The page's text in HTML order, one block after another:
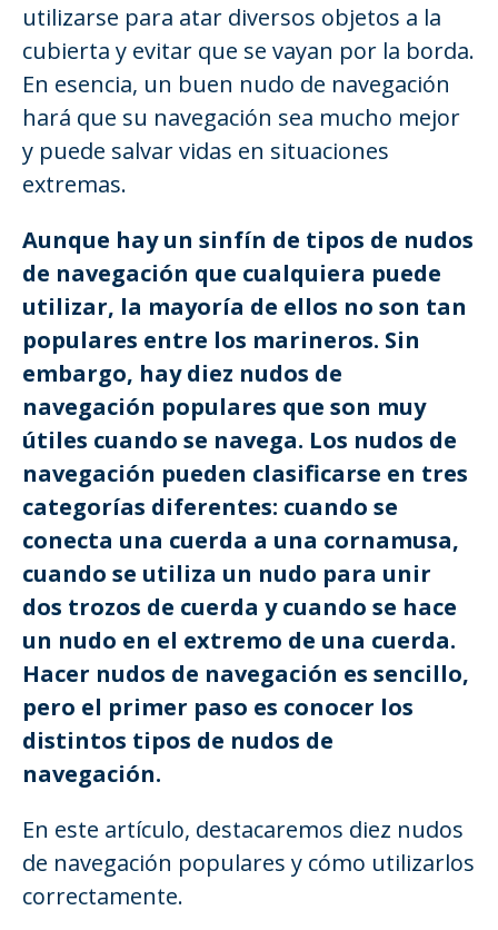
utilizarse para atar diversos objetos a la
cubierta y evitar que se vayan por la borda.
En esencia, un buen nudo de navegación
hará que su navegación sea mucho mejor
y puede salvar vidas en situaciones
extremas.
Aunque hay un sinfín de tipos de nudos
de navegación que cualquiera puede
utilizar, la mayoría de ellos no son tan
populares entre los marineros. Sin
embargo, hay diez nudos de
navegación populares que son muy
útiles cuando se navega. Los nudos de
navegación pueden clasificarse en tres
categorías diferentes: cuando se
conecta una cuerda a una cornamusa,
cuando se utiliza un nudo para unir
dos trozos de cuerda y cuando se hace
un nudo en el extremo de una cuerda.
Hacer nudos de navegación es sencillo,
pero el primer paso es conocer los
distintos tipos de nudos de
navegación.
En este artículo, destacaremos diez nudos
de navegación populares y cómo utilizarlos
correctamente.